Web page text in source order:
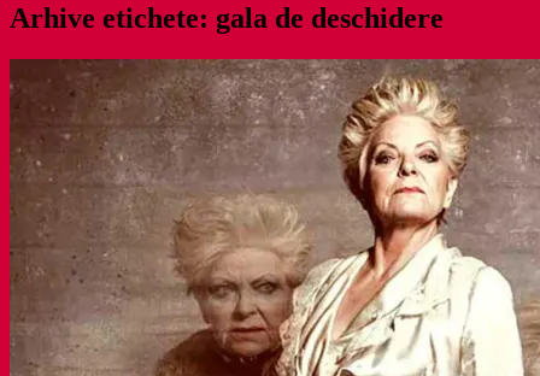
Arhive etichete: gala de deschidere